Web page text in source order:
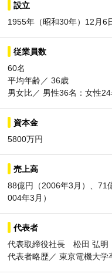
設立
1955年（昭和30年）12月
従業員数
60名
平均年齢／ 36歳
男女比／ 男性36名：女性24
資本金
5800万円
売上高
88億円（2006年3月）、71
004年3月）
代表者
代表取締役社長 松田 弘明
代表者略歴／ 東京電機大学